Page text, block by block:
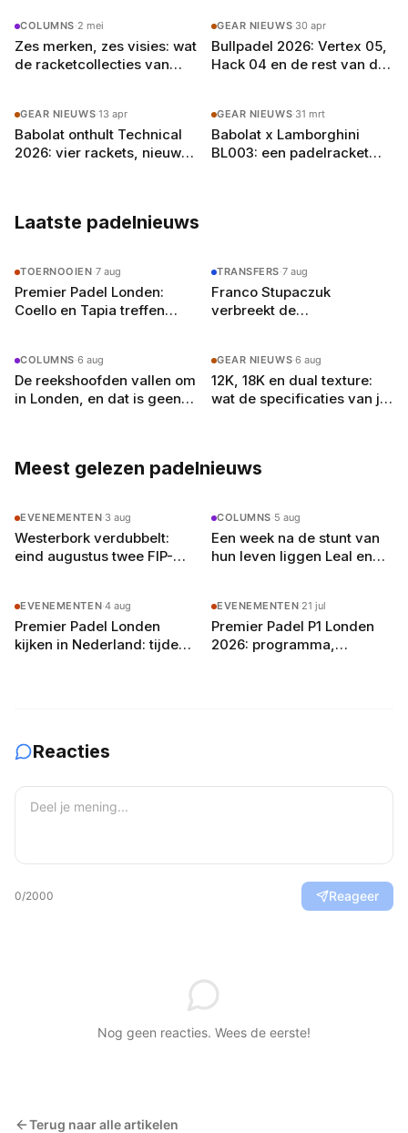
Nederlands (met een licht accent, zegt hij zelf)
schrijft hij over alles van Premier Padel-
toernooien tot de opkomst van jong talent.
lokale club in Amsterdam-Oost en droomt hij
van een terugkeer naar het P2-circuit — als
journalist, welteverstaan.
COLUMNS·2 mei
Zes merken, zes visies: wat
de racketcollecties van
GEAR NIEUWS·30 apr
Bullpadel 2026: Vertex 05,
Hack 04 en de rest van de
GEAR NIEUWS·13 apr
Babolat onthult Technical
2026: vier rackets, nieuw
GEAR NIEUWS·31 mrt
Babolat x Lamborghini
BL003: een padelracket
Laatste padelnieuws
TOERNOOIEN·7 aug
Premier Padel Londen:
Coello en Tapia treffen
TRANSFERS·7 aug
Franco Stupaczuk
verbreekt de
COLUMNS·6 aug
De reekshoofden vallen om
in Londen, en dat is geen
GEAR NIEUWS·6 aug
12K, 18K en dual texture:
wat de specificaties van je
Meest gelezen padelnieuws
EVENEMENTEN·3 aug
Westerbork verdubbelt:
eind augustus twee FIP-
COLUMNS·5 aug
Een week na de stunt van
hun leven liggen Leal en
EVENEMENTEN·4 aug
Premier Padel Londen
kijken in Nederland: tijden,
EVENEMENTEN·21 jul
Premier Padel P1 Londen
2026: programma,
Reacties
0/2000 Reageer
Nog geen reacties. Wees de eerste!
Terug naar alle artikelen